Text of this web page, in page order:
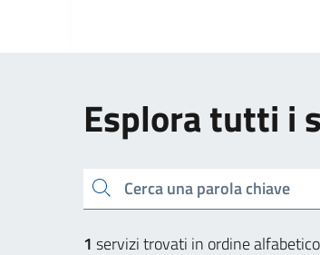
Esplora tutti i
Cerca una parola chiave
1 servizi trovati in ordine alfabetico